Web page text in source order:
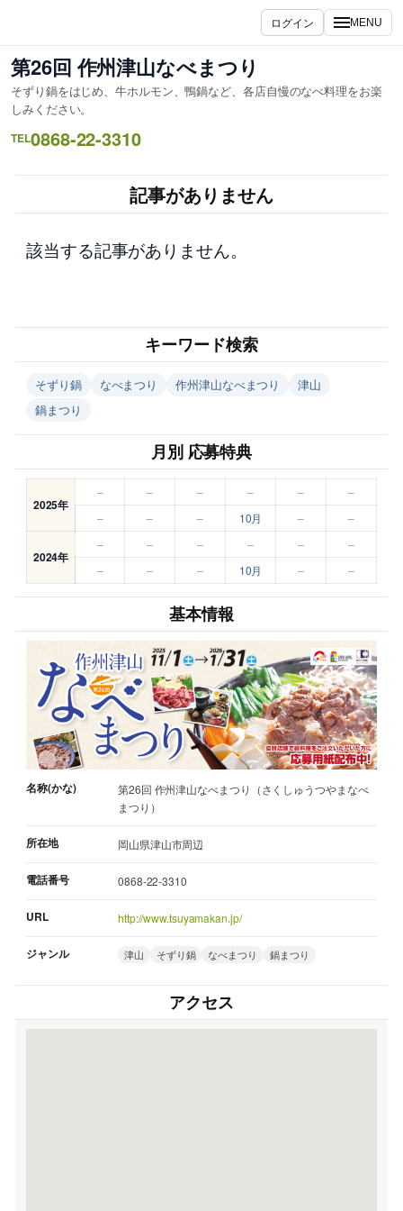
を
ス
キ
ッ
プ
ログイン MENU
第26回 作州津山なべまつり
そずり鍋をはじめ、牛ホルモン、鴨鍋など、各店自慢のなべ料理をお楽
しみください。
TEL0868-22-3310
記事がありません
該当する記事がありません。
キーワード検索
そずり鍋 なべまつり 作州津山なべまつり
津山
鍋まつり
月別 応募特典
2025年
– – – – –
–
–
– – 10月 – –
2024年
– – – – –
–
–
– – 10月 – –
基本情報
名称(かな)
第26回 作州津山なべまつり（さくしゅうつやまなべ
まつり）
所在地 岡山県津山市周辺
電話番号 0868-22-3310
URL http://www.tsuyamakan.jp/
ジャンル 津山 そずり鍋 なべまつり 鍋まつり
アクセス